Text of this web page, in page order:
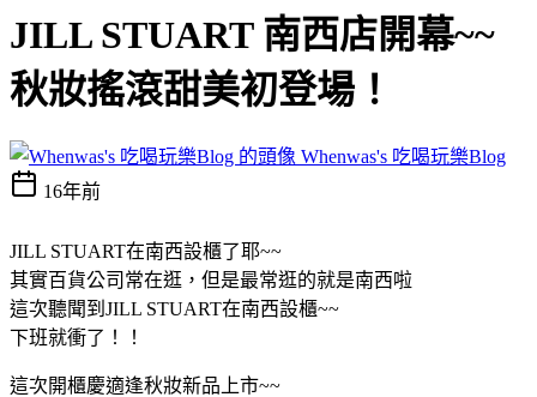
JILL STUART 南西店開幕~~
秋妝搖滾甜美初登場！
Whenwas's 吃喝玩樂Blog
16年前
JILL STUART在南西設櫃了耶~~
其實百貨公司常在逛，但是最常逛的就是南西啦
這次聽聞到JILL STUART在南西設櫃~~
下班就衝了！！
這次開櫃慶適逢秋妝新品上市~~